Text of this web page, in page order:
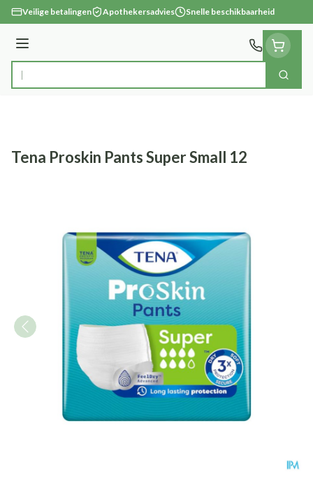
Ga naar de inhoud
Veilige betalingen Apothekersadvies Snelle beschikbaarheid
Menu
Product, merk, categorie... Zoek
Tena Proskin Pants Super Small 12